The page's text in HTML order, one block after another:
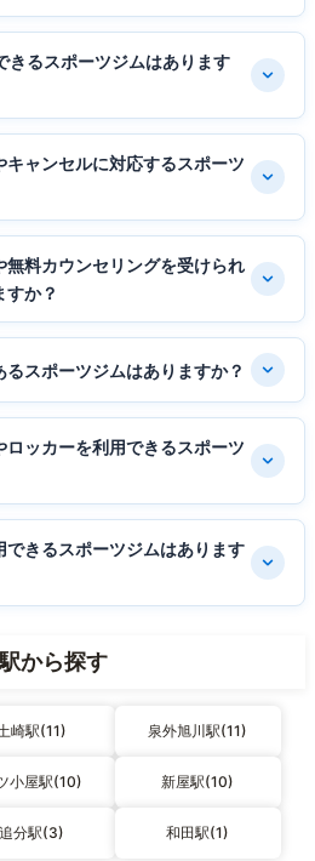
きるスポーツジムはあります
ャンセルに対応するスポーツ
料カウンセリングを受けられ
すか？
スポーツジムはありますか？
ッカーを利用できるスポーツ
きるスポーツジムはあります
から探す
崎駅(11) 泉外旭川駅(11)
小屋駅(10) 新屋駅(10)
追分駅(3) 和田駅(1)